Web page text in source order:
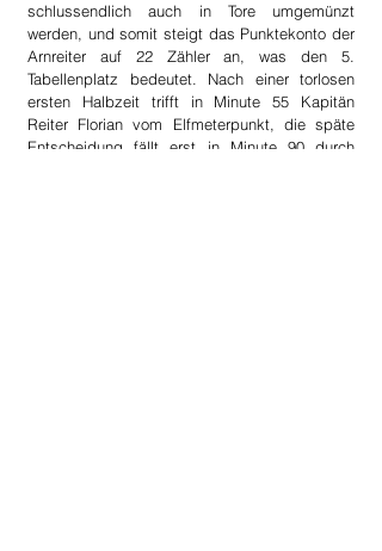
schlussendlich auch in Tore umgemünzt
werden, und somit steigt das Punktekonto der
Arnreiter auf 22 Zähler an, was den 5.
Tabellenplatz bedeutet. Nach einer torlosen
ersten Halbzeit trifft in Minute 55 Kapitän
Reiter Florian vom Elfmeterpunkt, die späte
Entscheidung fällt erst in Minute 90 durch